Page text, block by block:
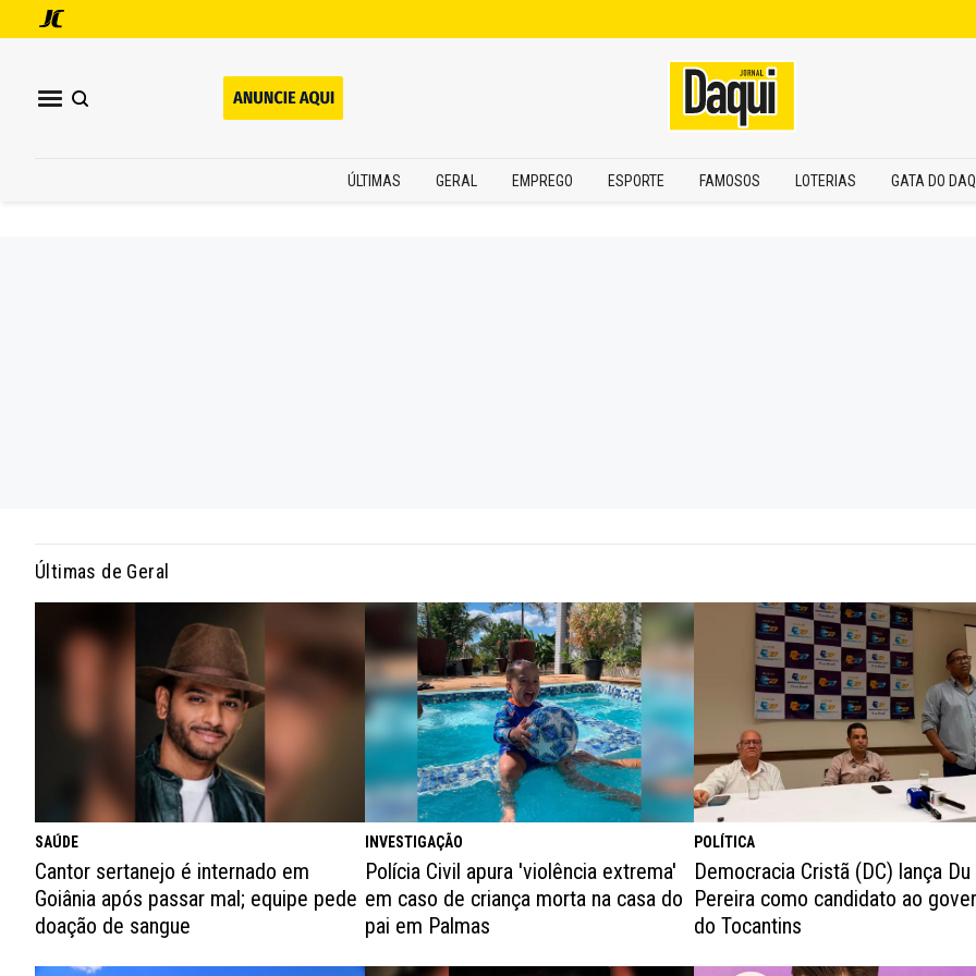
ÚLTIMAS GERAL EMPREGO ESPORTE FAMOSOS LOTERIAS GATA DO
Últimas de Geral
SAÚDE
Cantor sertanejo é internado em
Goiânia após passar mal; equipe pede
doação de sangue
INVESTIGAÇÃO
Polícia Civil apura 'violência extrema'
em caso de criança morta na casa do
pai em Palmas
POLÍTICA
Democracia Cristã (DC) lança Du
Pereira como candidato ao
do Tocantins